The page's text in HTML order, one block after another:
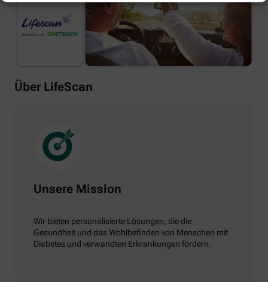
Über LifeScan
Unsere Mission
Wir bieten personalisierte Lösungen, die die
Gesundheit und das Wohlbefinden von Menschen mit
Diabetes und verwandten Erkrankungen fördern.